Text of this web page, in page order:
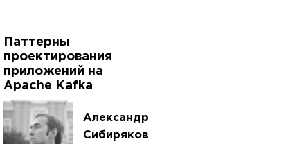
Паттерны
проектирования
приложений на
Apache Kafka
Александр
Сибиряков